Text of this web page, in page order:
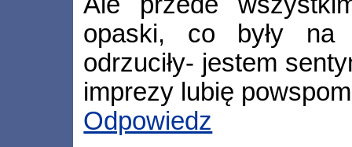
opaski, co były na
odrzuciły- jestem
imprezy lubię
Odpowiedz